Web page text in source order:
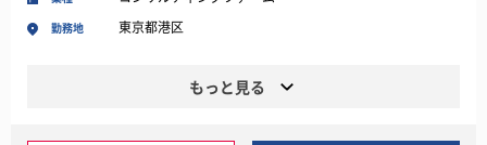
勤務地 東京都港区
もっと見る